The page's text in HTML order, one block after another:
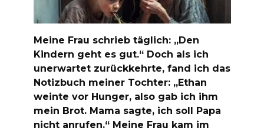
Meine Frau schrieb täglich: „Den
Kindern geht es gut.“ Doch als ich
unerwartet zurückkehrte, fand ich das
Notizbuch meiner Tochter: „Ethan
weinte vor Hunger, also gab ich ihm
mein Brot. Mama sagte, ich soll Papa
nicht anrufen.“ Meine Frau kam im